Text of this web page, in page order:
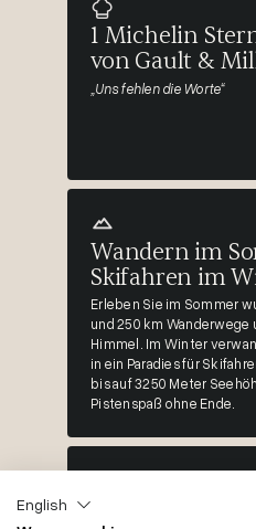
1 Michelin
von Gault &
„Uns fehlen die Worte“
Wandern im
Skifahren im
Erleben Sie im Sommer
und 250 km
Himmel. Im Winter
in ein Paradies für
bis auf 3250 Meter
Pistenspaß ohne Ende.
English